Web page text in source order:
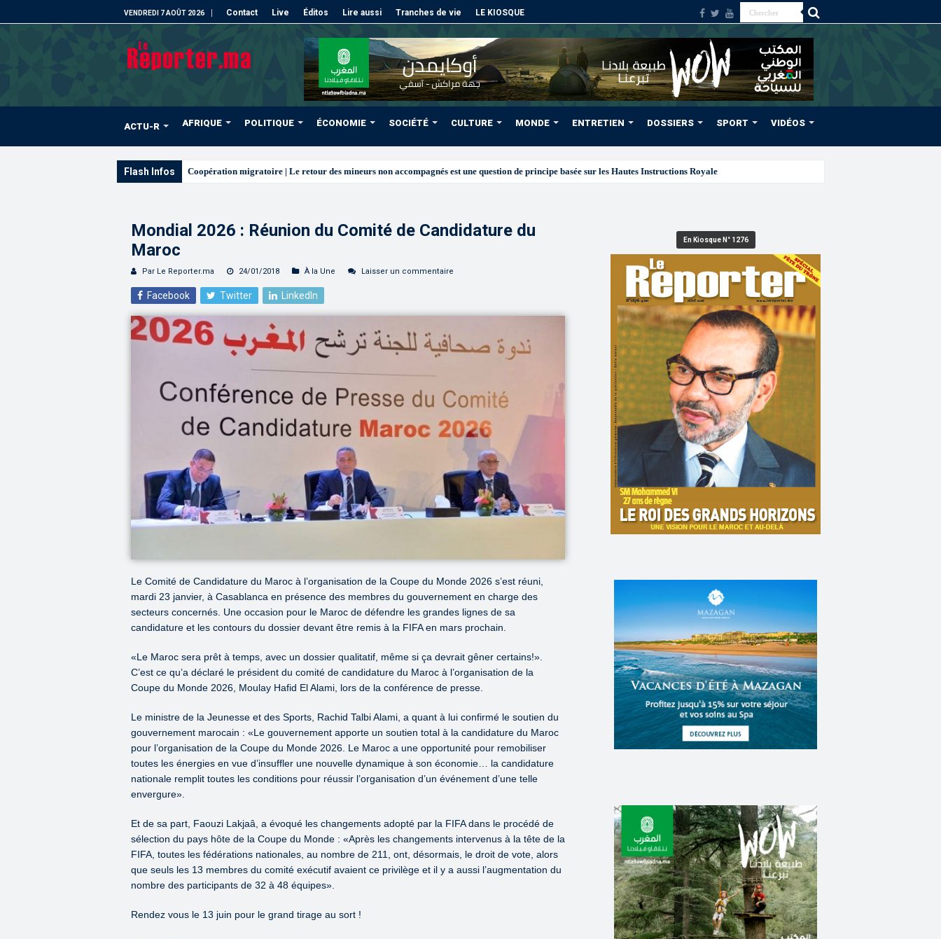
VENDREDI 7 AOÛT 2026 Contact Live Éditos Lire aussi Tranches de vie LE KIOSQUE
ACTU-R AFRIQUE POLITIQUE ÉCONOMIE SOCIÉTÉ CULTURE MONDE ENTRETIEN DOSSIERS SPORT VIDÉOS
Flash Infos L’ONMT r
Mondial 2026 : Réunion du Comité de Candidature du
Maroc
Par Le Reporter.ma 24/01/2018 À la Une Laisser un commentaire
Facebook Twitter LinkedIn
Le Comité de Candidature du Maroc à l’organisation de la Coupe du Monde 2026 s’est réuni,
mardi 23 janvier, à Casablanca en présence des membres du gouvernement en charge des
secteurs concernés. Une occasion pour le Maroc de défendre les grandes lignes de sa
candidature et les contours du dossier devant être remis à la FIFA en mars prochain.
«Le Maroc sera prêt à temps, avec un dossier qualitatif, même si ça devrait gêner certains!».
C’est ce qu’a déclaré le président du comité de candidature du Maroc à l’organisation de la
Coupe du Monde 2026, Moulay Hafid El Alami, lors de la conférence de presse.
Le ministre de la Jeunesse et des Sports, Rachid Talbi Alami, a quant à lui confirmé le soutien du
gouvernement marocain : «Le gouvernement apporte un soutien total à la candidature du Maroc
pour l’organisation de la Coupe du Monde 2026. Le Maroc a une opportunité pour remobiliser
toutes les énergies en vue d’insuffler une nouvelle dynamique à son économie… la candidature
nationale remplit toutes les conditions pour réussir l’organisation d’un événement d’une telle
envergure».
Et de sa part, Faouzi Lakjaâ, a évoqué les changements adopté par la FIFA dans le procédé de
sélection du pays hôte de la Coupe du Monde : «Après les changements intervenus à la tête de la
FIFA, toutes les fédérations nationales, au nombre de 211, ont, désormais, le droit de vote, alors
que seuls les 13 membres du comité exécutif avaient ce privilège et il y a aussi l’augmentation du
nombre des participants de 32 à 48 équipes».
Rendez vous le 13 juin pour le grand tirage au sort !
En Kiosque N° 1276